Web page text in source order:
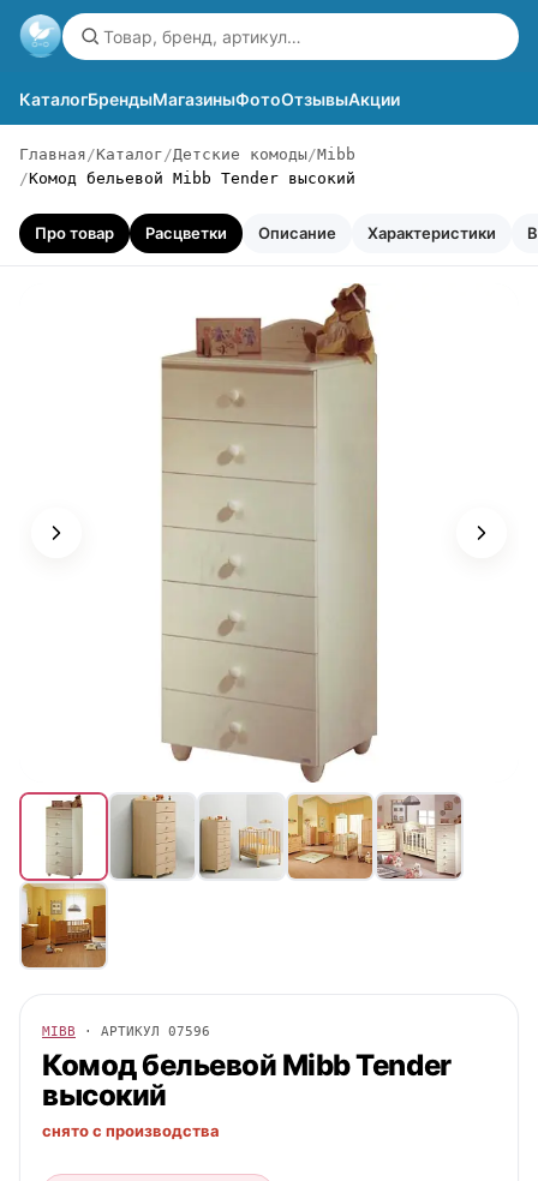
КаталогБрендыМагазиныФотоОтзывыАкции
Главная Каталог Детские комоды Mibb
Комод бельевой Mibb Tender высокий
Про товар Расцветки Описание Характеристики
MIBB · АРТИКУЛ 07596
Комод бельевой MibbTender
высокий
снято с производства